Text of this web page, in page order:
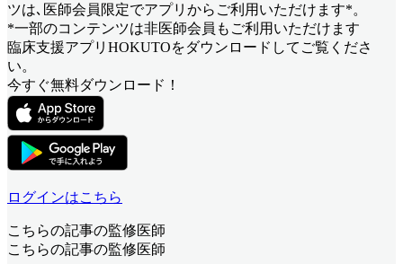
ツは､医師会員限定でアプリからご利用いただけます*。
*一部のコンテンツは非医師会員もご利用いただけます
臨床支援アプリHOKUTOをダウンロードしてご覧くださ
い。
今すぐ無料ダウンロード！
ログインはこちら
こちらの記事の監修医師
こちらの記事の監修医師